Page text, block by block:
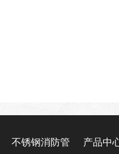
不锈钢消防管 产品中